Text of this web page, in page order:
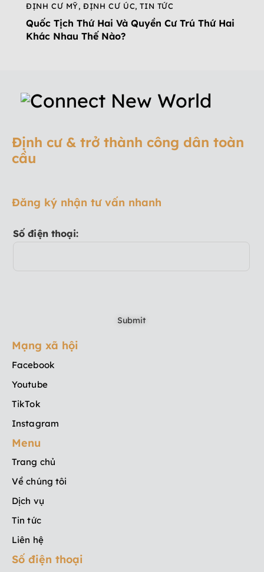
ĐỊNH CƯ MỸ,ĐỊNH CƯ ÚC,TIN TỨC
Quốc Tịch Thứ Hai Và Quyền Cư Trú Thứ Hai
Khác Nhau Thế Nào?
Định cư & trở thành công dân toàn
cầu
Đăng ký nhận tư vấn nhanh
Số điện thoại:
Mạng xã hội
Facebook
Youtube
TikTok
Instagram
Menu
Trang chủ
Về chúng tôi
Dịch vụ
Tin tức
Liên hệ
Số điện thoại